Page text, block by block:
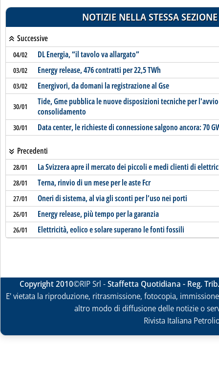
NOTIZIE NELLA STESSA SEZIONE
Successive
04/02 DL Energia, “il tavolo va allargato”
03/02 Energy release, 476 contratti per 22,5 TWh
03/02 Energivori, da domani la registrazione al Gse
30/01
Tide, Gme pubblica le nuove disposizioni tecniche per
consolidamento
30/01 Data center, le richieste di connessione salgono ancora: 70
Precedenti
28/01 La Svizzera apre il mercato dei piccoli e medi clienti di
28/01 Terna, rinvio di un mese per le aste Fcr
27/01 Oneri di sistema, al via gli sconti per l’uso nei porti
26/01 Energy release, più tempo per la garanzia
26/01 Elettricità, eolico e solare superano le fonti fossili
Copyright 2010©RIP Srl -Staffetta Quotidiana - Reg.
E' vietata la riproduzione, ritrasmissione, fotocopia,
altro modo di diffusione delle notizie o
Rivista Italiana